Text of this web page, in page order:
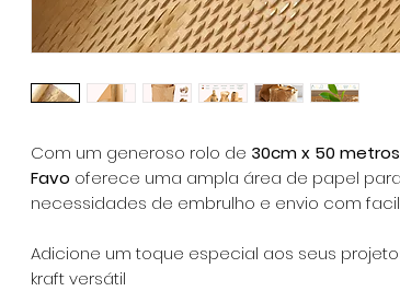
Com um generoso rolo de 30cm x 50 metros
Favo oferece uma ampla área de papel
necessidades de embrulho e envio com
Adicione um toque especial aos seus
kraft versátil